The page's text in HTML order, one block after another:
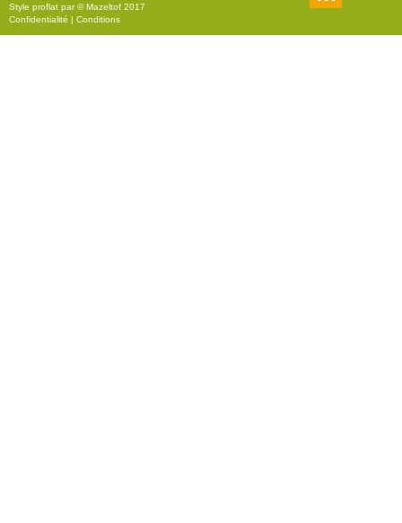
Style proflat par ©Mazeltof 2017
Confidentialité | Conditions